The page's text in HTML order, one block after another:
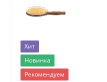
Хит
Новинка
Рекомендуем